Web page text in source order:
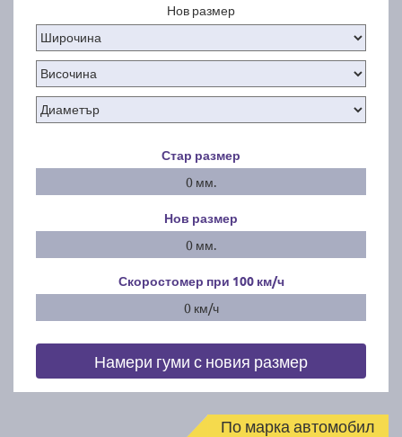
Нов размер
Стар размер
0 мм.
Нов размер
0 мм.
Скоростомер при 100 км/ч
0 км/ч
Намери гуми с новия размер
По марка автомобил